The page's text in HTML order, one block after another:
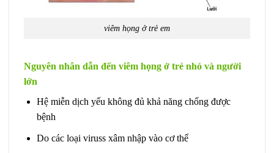
viêm họng ở trẻ em
Nguyên nhân dẫn đến viêm họng ở trẻ nhỏ và người
lớn
Hệ miễn dịch yếu không đủ khả năng chống được
bệnh
Do các loại viruss xâm nhập vào cơ thể